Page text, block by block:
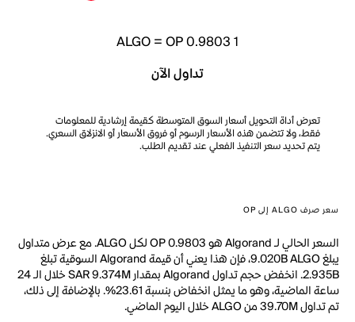
1
ALGO=OP 0.9803
تداول الآن
تعرض أداة التحويل أسعار السوق المتوسطة كقيمة إرشادية للمعلومات
فقط، ولا تتضمن هذه الأسعار الرسوم أو فروق الأسعار أو الانزلاق السعري.
يتم تحديد سعر التنفيذ الفعلي عند تقديم الطلب.
سعر صرف ALGO إلى OP
السعر الحالي لـ Algorand هو OP 0.9803 لكل ALGO. مع عرض متداول
يبلغ 9.020B ALGO، فإن هذا يعني أن قيمة Algorand السوقية تبلغ
2.935B. انخفض حجم تداول Algorand بمقدار SAR 9.374M خلال الـ 24
ساعة الماضية، وهو ما يمثل انخفاض بنسبة 23.61%. بالإضافة إلى ذلك،
تم تداول 39.70M من ALGO خلال اليوم الماضي.